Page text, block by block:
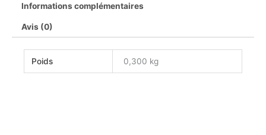
Informations complémentaires
Avis (0)
Poids 0,300 kg